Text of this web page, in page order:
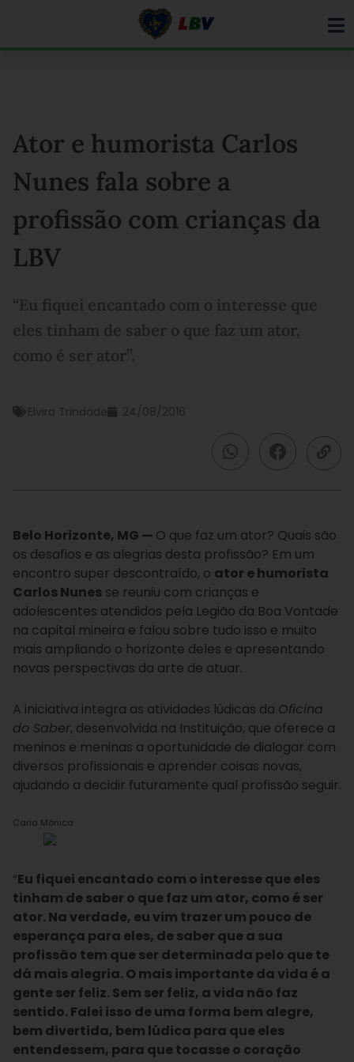
Ator e humorista Carlos
Nunes fala sobre a
profissão com crianças da
LBV
“Eu fiquei encantado com o interesse que
eles tinham de saber o que faz um ator,
como é ser ator”.
Elvira Trindade 24/08/2016
Belo Horizonte, MG — O que faz um ator? Quais são
os desafios e as alegrias desta profissão? Em um
encontro super descontraído, o ator e humorista
Carlos Nunes se reuniu com crianças e
adolescentes atendidos pela Legião da Boa Vontade
na capital mineira e falou sobre tudo isso e muito
mais ampliando o horizonte deles e apresentando
novas perspectivas da arte de atuar.
A iniciativa integra as atividades lúdicas da Oficina
do Saber, desenvolvida na Instituição, que oferece a
meninos e meninas a oportunidade de dialogar com
diversos profissionais e aprender coisas novas,
ajudando a decidir futuramente qual profissão seguir.
Carla Mônica
“Eu fiquei encantado com o interesse que eles
tinham de saber o que faz um ator, como é ser
ator. Na verdade, eu vim trazer um pouco de
esperança para eles, de saber que a sua
profissão tem que ser determinada pelo que te
dá mais alegria. O mais importante da vida é a
gente ser feliz. Sem ser feliz, a vida não faz
sentido. Falei isso de uma forma bem alegre,
bem divertida, bem lúdica para que eles
entendessem, para que tocasse o coração